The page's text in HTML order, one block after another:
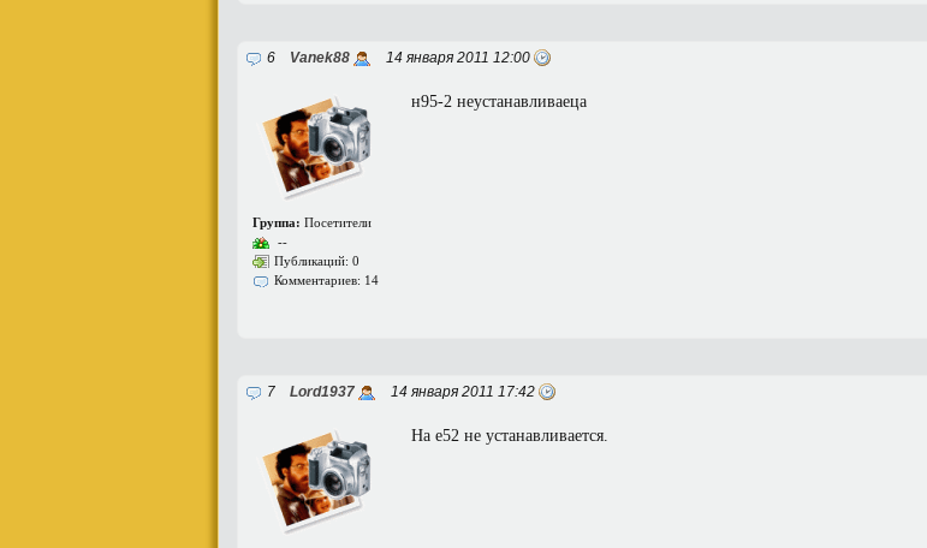
6 Vanek88 14 января 2011 12:00
Группа: Посетители
--
Публикаций: 0
Комментариев: 14
н95-2 неустанавливаеца
7 Lord1937 14 января 2011 17:42
На е52 не устанавливается.